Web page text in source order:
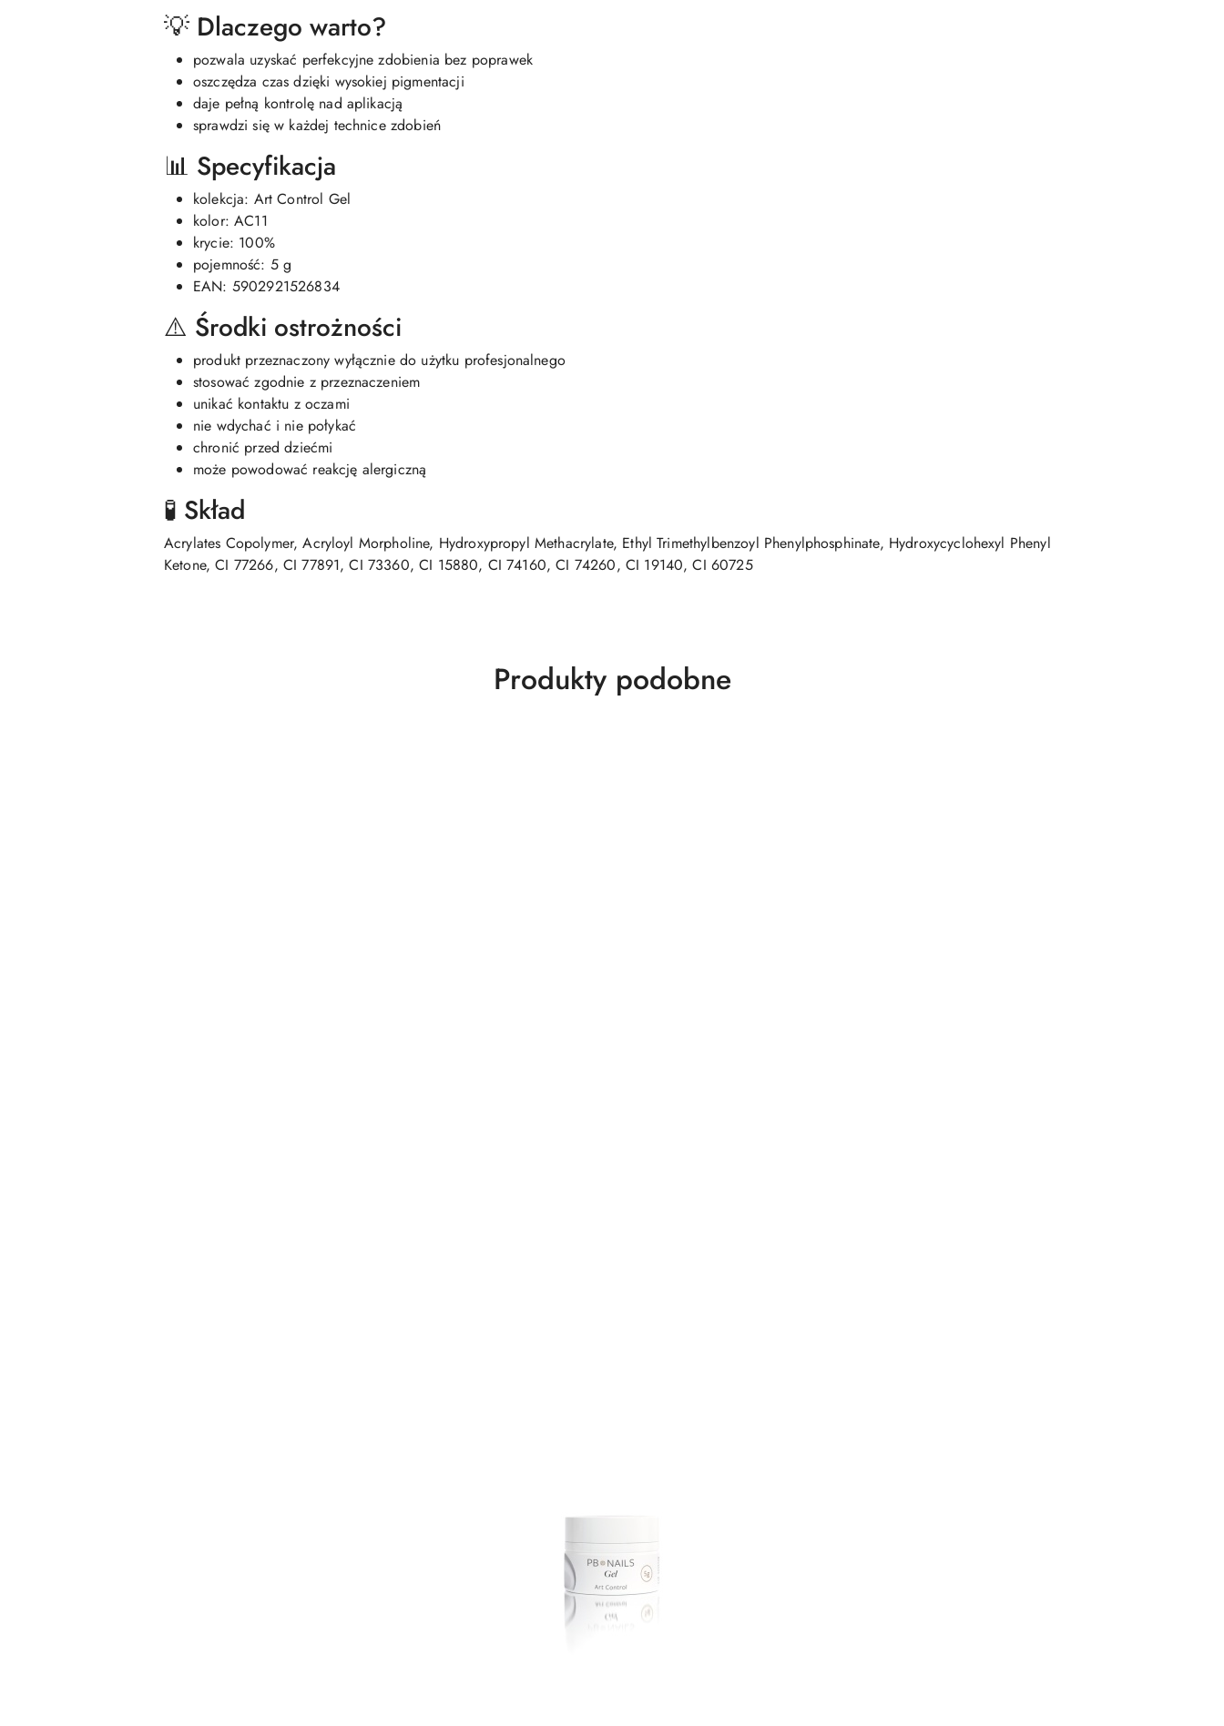
💡 Dlaczego warto?
pozwala uzyskać perfekcyjne zdobienia bez poprawek
oszczędza czas dzięki wysokiej pigmentacji
daje pełną kontrolę nad aplikacją
sprawdzi się w każdej technice zdobień
📊 Specyfikacja
kolekcja: Art Control Gel
kolor: AC11
krycie: 100%
pojemność: 5 g
EAN: 5902921526834
⚠️ Środki ostrożności
produkt przeznaczony wyłącznie do użytku profesjonalnego
stosować zgodnie z przeznaczeniem
unikać kontaktu z oczami
nie wdychać i nie połykać
chronić przed dziećmi
może powodować reakcję alergiczną
🧪 Skład
Acrylates Copolymer, Acryloyl Morpholine, Hydroxypropyl Methacrylate, Ethyl Trimethylbenzoyl Phenylphosphinate, Hydroxycyclohexyl Phenyl
Ketone, CI 77266, CI 77891, CI 73360, CI 15880, CI 74160, CI 74260, CI 19140, CI 60725
Produkty
Produkty podobne